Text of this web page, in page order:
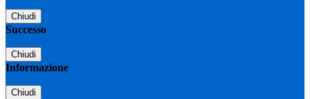
Chiudi
Successo
Chiudi
Informazione
Chiudi